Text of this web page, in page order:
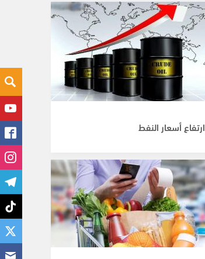
ارتفاع أسعار النفط